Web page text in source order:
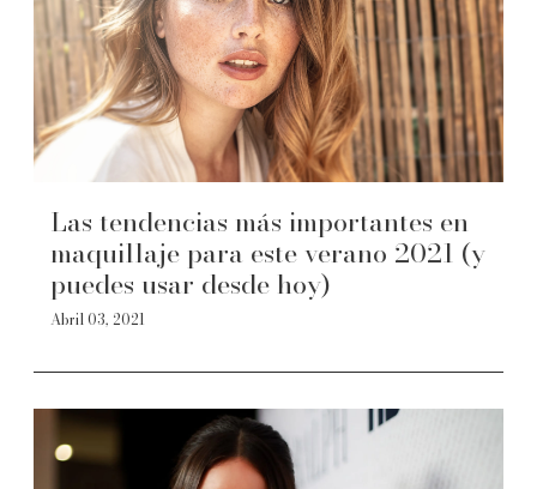
Las tendencias más importantes en
maquillaje para este verano 2021 (y
puedes usar desde hoy)
Abril 03, 2021